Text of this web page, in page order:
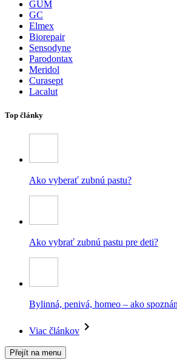
GUM
GC
Elmex
Biorepair
Sensodyne
Parodontax
Meridol
Curasept
Lacalut
Top články
Ako vyberať zubnú pastu?
Ako vybrať zubnú pastu pre deti?
Bylinná, penivá, homeo – ako
Viac článkov
Přejít na menu